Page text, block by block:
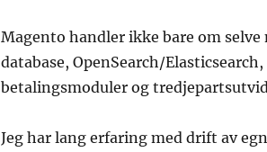
Magento handler ikke bare om
database, OpenSearch/
betalingsmoduler og
Jeg har lang erfaring med drift av